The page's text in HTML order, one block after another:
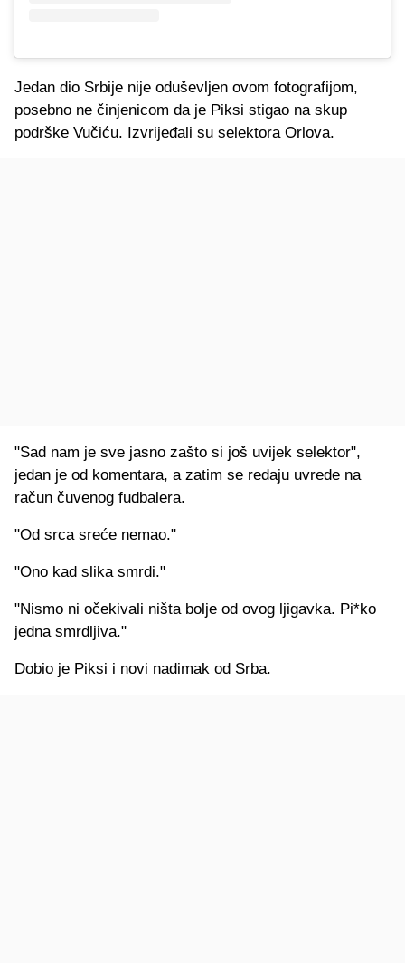
Jedan dio Srbije nije oduševljen ovom fotografijom,
posebno ne činjenicom da je Piksi stigao na skup
podrške Vučiću. Izvrijeđali su selektora Orlova.
"Sad nam je sve jasno zašto si još uvijek selektor",
jedan je od komentara, a zatim se redaju uvrede na
račun čuvenog fudbalera.
"Od srca sreće nemao."
"Ono kad slika smrdi."
"Nismo ni očekivali ništa bolje od ovog ljigavka. Pi*ko
jedna smrdljiva."
Dobio je Piksi i novi nadimak od Srba.